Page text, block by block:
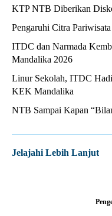
KTP NTB Diberikan
Pengaruhi Citra Pariwisata
ITDC dan Narmada
Mandalika 2026
Linur Sekolah, ITDC
KEK Mandalika
NTB Sampai Kapan
Jelajahi Lebih Lanjut